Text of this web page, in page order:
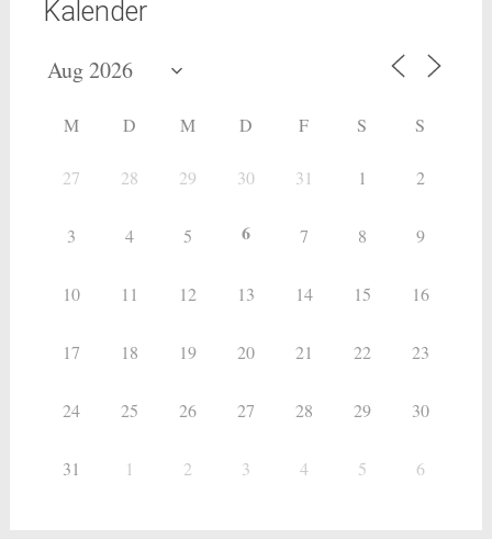
Kalender
M D M D F S S
27 28 29 30 31 1 2
3 4 5 6 7 8 9
10 11 12 13 14 15 16
17 18 19 20 21 22 23
24 25 26 27 28 29 30
31 1 2 3 4 5 6